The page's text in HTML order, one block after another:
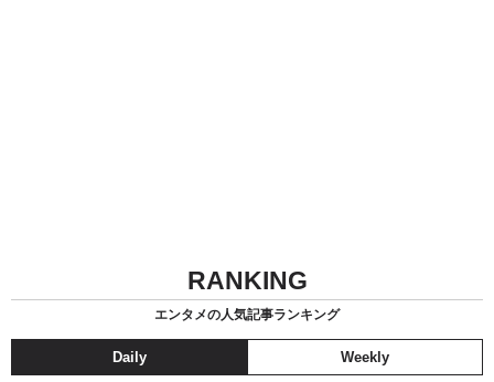
RANKING
エンタメの人気記事ランキング
Daily Weekly